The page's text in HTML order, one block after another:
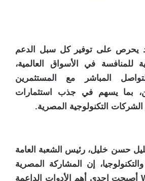
يحرص على توفير كل سبل الدعم
للمنافسة في الأسواق العالمية،
المباشر مع المستثمرين
بما يسهم في جذب استثمارات
التكنولوجية المصرية.
حسن خليل، رئيس الشعبة العامة
إن المشاركة المصرية
في Web Summit أصبحت إحدى أهم الأدوات الداعمة